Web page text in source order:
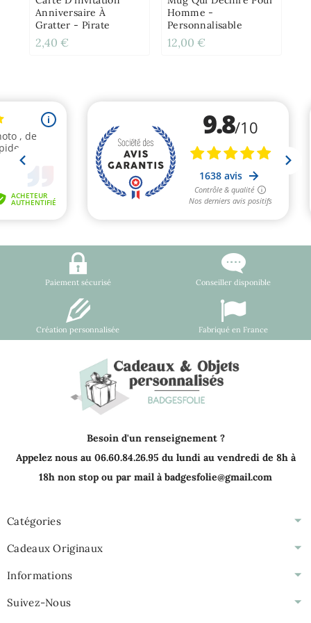
Anniversaire À
Gratter - Pirate
2,40 €
Homme -
Personnalisable
12,00 €
Paiement sécurisé Conseiller disponible
Création personnalisée Fabriqué en France
Besoin d'un renseignement ?
Appelez nous au 06.60.84.26.95 du lundi au vendredi de 8h à
18h non stop ou par mail à badgesfolie@gmail.com
Catégories
Cadeaux Originaux
Informations
Suivez-Nous